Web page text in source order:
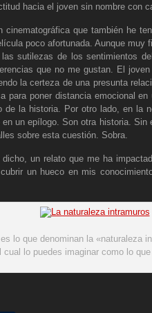
hacia el joven sin nombre con
cinematográfica que también he
poco afortunada. Aunque
sutilezas de los sentimientos
que no me gustan. El
la certeza de una presunta
para poner distancia emocional
de la historia. Por otro lado, en la
un epílogo. Son otra historia.
sobre esta cuestión. Sobra.
un relato que me ha
un hueco en mis
lo que denominan la «naturaleza
cual lo puedes imaginar como lo